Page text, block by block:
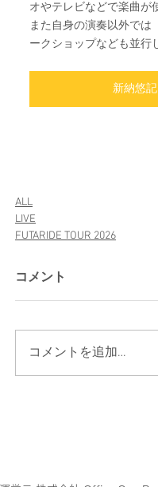
オやテレビなどで楽曲が
また自身の演奏以外では
ークショップなども並行
新納悠
ALL
LIVE
FUTARIDE TOUR 2026
コメント
コメントを追加…